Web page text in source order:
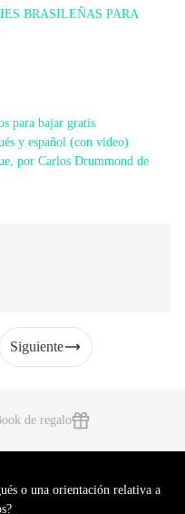
BRASILEÑAS PARA
para bajar gratis
y español (con video)
por Carlos Drummond de
Siguiente
de regalo
o una orientación relativa a